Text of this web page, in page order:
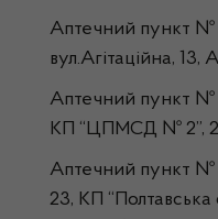
Аптечний пункт №
вул.Агітаційна,
Аптечний пункт №
КП “ЦПМСД № 2”,
Аптечний пункт №
23, КП “Полтавська